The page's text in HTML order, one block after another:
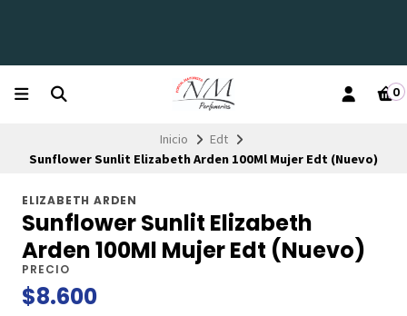
0
Inicio
Edt
Sunflower Sunlit Elizabeth Arden 100Ml Mujer Edt (Nuevo)
ELIZABETH ARDEN
Sunflower Sunlit Elizabeth
Arden 100Ml Mujer Edt (Nuevo)
PRECIO
$8.600